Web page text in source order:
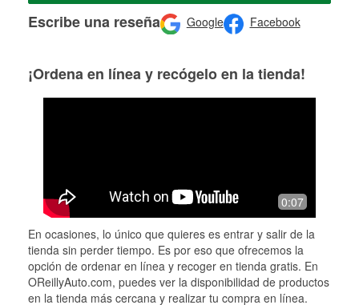
Escribe una reseña Google Facebook
¡Ordena en línea y recógelo en la tienda!
0:07
En ocasiones, lo único que quieres es entrar y salir de la
tienda sin perder tiempo. Es por eso que ofrecemos la
opción de ordenar en línea y recoger en tienda gratis. En
OReillyAuto.com, puedes ver la disponibilidad de productos
en la tienda más cercana y realizar tu compra en línea.